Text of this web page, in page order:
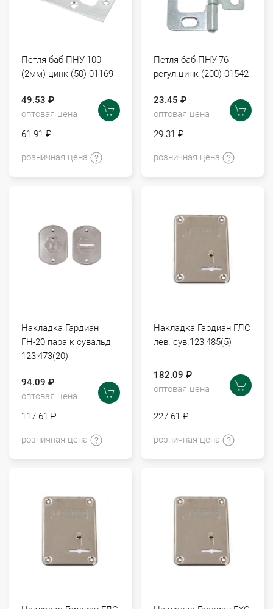
Петля баб ПНУ-100
(2мм) цинк (50) 01169
49.53 ₽
оптовая цена
61.91 ₽
розничная цена
Петля баб ПНУ-76
регул.цинк (200) 01542
23.45 ₽
оптовая цена
29.31 ₽
розничная цена
Накладка Гардиан
ГН-20 пара к сувальд
123:473(20)
94.09 ₽
оптовая цена
117.61 ₽
розничная цена
Накладка Гардиан ГЛС
лев. сув.123:485(5)
182.09 ₽
оптовая цена
227.61 ₽
розничная цена